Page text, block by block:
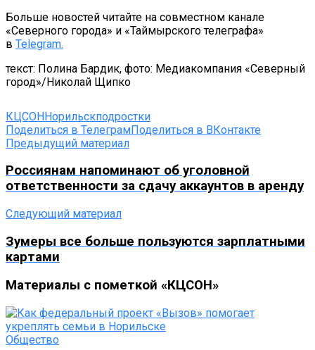
Больше новостей читайте на совместном канале
«Северного города» и «Таймырского телеграфа»
в Telegram.
текст: Полина Бардик, фото: Медиакомпания «Северный
город»/Николай Щипко
КЦСОННорильскподростки
Поделиться в ТелеграмПоделиться в ВКонтакте
Предыдущий материал
Россиянам напоминают об уголовной
ответственности за сдачу аккаунтов в аренду
Следующий материал
Зумеры все больше пользуются зарплатными
картами
Материалы с пометкой «КЦСОН»
Общество